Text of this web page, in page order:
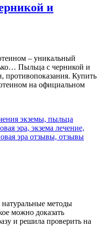
и
– уникальный
Пыльца с черникой и
противопоказания. Купить
на официальном
натуральные методы
можно доказать
и решила проверить на